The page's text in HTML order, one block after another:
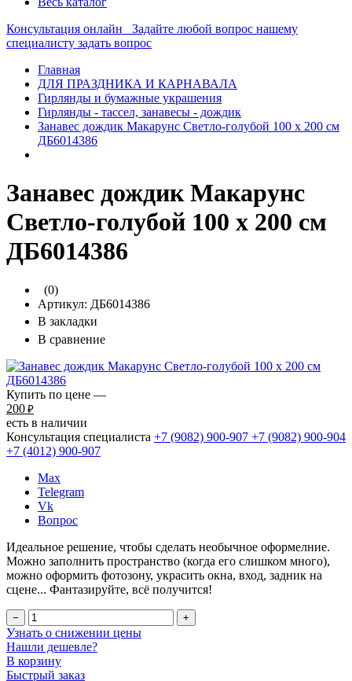
Консультация онлайн
Задайте любой вопрос нашему
специалисту задать вопрос
Главная
ДЛЯ ПРАЗДНИКА И КАРНАВАЛА
Гирлянды и бумажные украшения
Гирлянды - тассел, занавесы - дождик
Занавес дождик Макарунс Светло-голубой 100 х 200 см
ДБ6014386
Занавес дождик Макарунс
Светло-голубой 100 х 200 см
ДБ6014386
(0)
Артикул: ДБ6014386
В закладки
В сравнение
Купить по цене —
200 ₽
есть в наличии
Консультация специалиста +7 (9082) 900-907 +7 (9082) 900-904
+7 (4012) 900-907
Max
Telegram
Vk
Вопрос
Идеальное решение, чтобы сделать необычное оформелние.
Можно заполнить пространство (когда его слишком много),
можно оформить фотозону, украсить окна, вход, задник на
сцене... Фантазируйте, всё получится!
− +
Узнать о снижении цены
Нашли дешевле?
В корзину
Быстрый заказ